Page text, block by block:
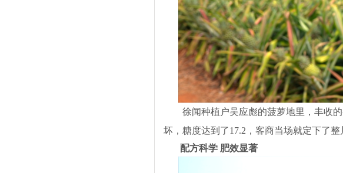
徐闻种植户吴应彪的菠萝地里，丰收
坏，糖度达到了17.2，客商当场就定下了
配方科学 肥效显著